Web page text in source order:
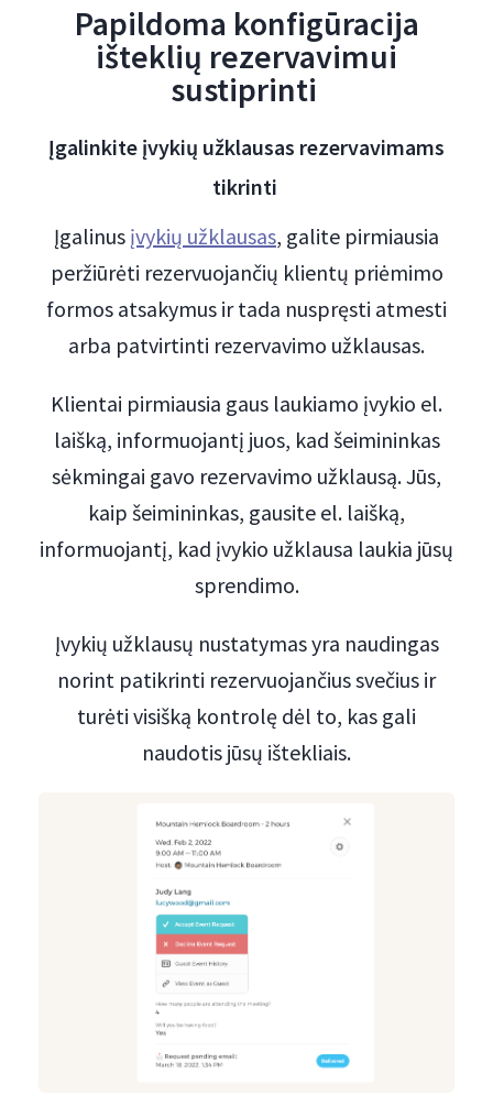
Papildoma konfigūracija
išteklių rezervavimui
sustiprinti
Įgalinkite įvykių užklausas rezervavimams
tikrinti
Įgalinus įvykių užklausas, galite pirmiausia
peržiūrėti rezervuojančių klientų priėmimo
formos atsakymus ir tada nuspręsti atmesti
arba patvirtinti rezervavimo užklausas.
Klientai pirmiausia gaus laukiamo įvykio el.
laišką, informuojantį juos, kad šeimininkas
sėkmingai gavo rezervavimo užklausą. Jūs,
kaip šeimininkas, gausite el. laišką,
informuojantį, kad įvykio užklausa laukia jūsų
sprendimo.
Įvykių užklausų nustatymas yra naudingas
norint patikrinti rezervuojančius svečius ir
turėti visišką kontrolę dėl to, kas gali
naudotis jūsų ištekliais.